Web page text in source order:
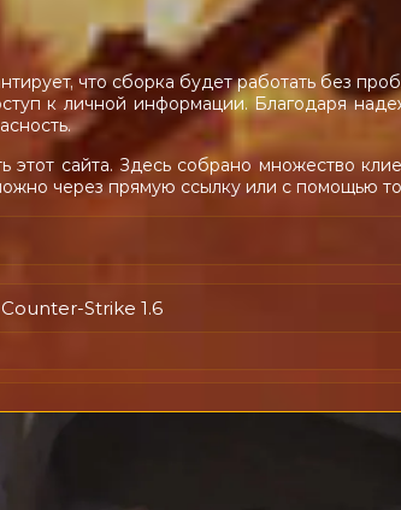
что сборка будет работать без
к личной информации. Благодаря
этот сайта. Здесь собрано множество
через прямую ссылку или с помощью
Strike 1.6